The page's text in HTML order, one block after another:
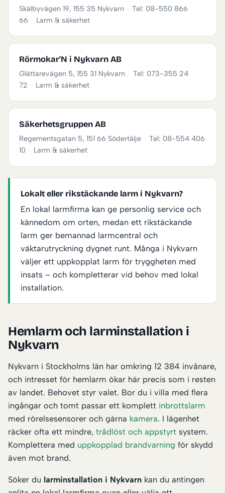
Skälbyvägen 19, 155 35 Nykvarn · Tel: 08-550 866
66 · Larm & säkerhet
Rörmokar'N i Nykvarn AB
Glättarevägen 5, 155 31 Nykvarn · Tel: 073-355 24
72 · Larm & säkerhet
Säkerhetsgruppen AB
Regementsgatan 5, 151 66 Södertälje · Tel: 08-554 406
10 · Larm & säkerhet
Lokalt eller rikstäckande larm i Nykvarn?
En lokal larmfirma kan ge personlig service och
kännedom om orten, medan ett rikstäckande
larm ger bemannad larmcentral och
väktarutryckning dygnet runt. Många i Nykvarn
väljer ett uppkopplat larm för tryggheten med
insats – och kompletterar vid behov med lokal
installation.
Hemlarm och larminstallation i
Nykvarn
Nykvarn i Stockholms län har omkring 12 384 invånare,
och intresset för hemlarm ökar här precis som i resten
av landet. Behovet styr valet. Bor du i villa med flera
ingångar och tomt passar ett komplett inbrottslarm
med rörelsesensorer och gärna kamera. I lägenhet
räcker ofta ett mindre, trådlöst och appstyrt system.
Komplettera med uppkopplad brandvarning för skydd
även mot brand.
Söker du larminstallation i Nykvarn kan du antingen